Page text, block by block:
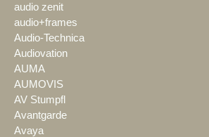
audio zenit
audio+frames
Audio-Technica
Audiovation
AUMA
AUMOVIS
AV Stumpfl
Avantgarde
Avaya